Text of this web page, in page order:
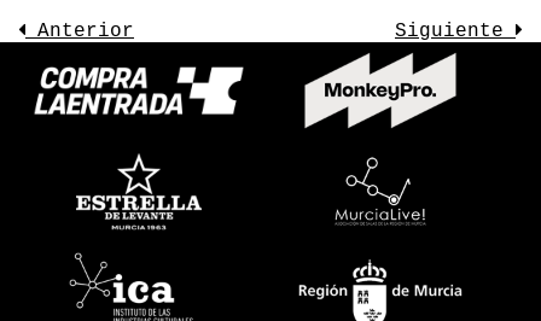
CONOCE
LA SALA
EVENTOS
CONSÍGUELA
PULSERA
CONTACTO
Anterior Siguiente